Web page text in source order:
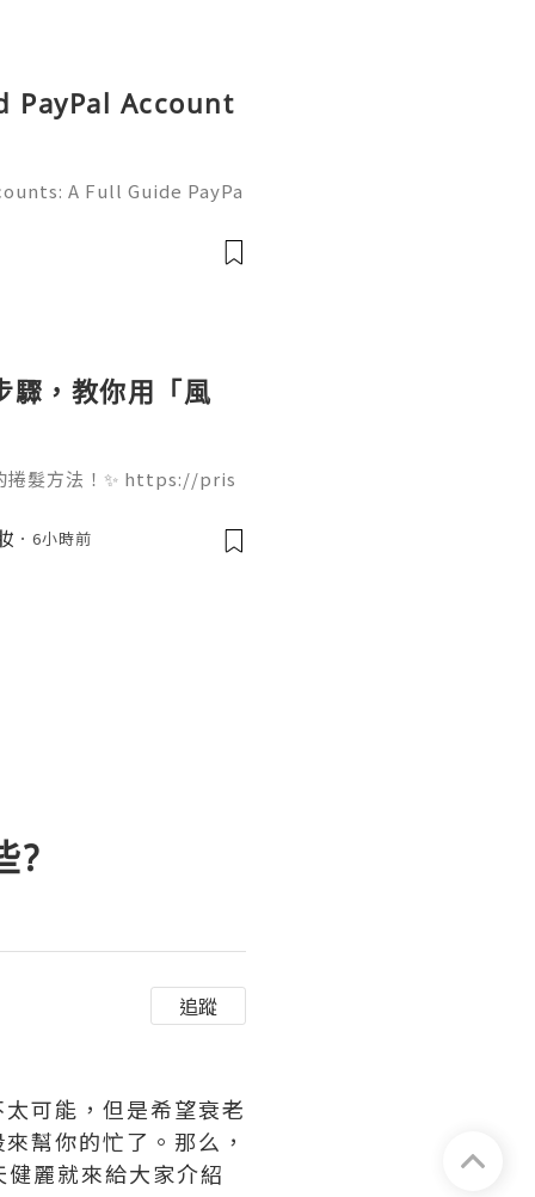
PayPal Account
A Full Guide PayPa
merchants, online b
驟，教你用「風
捲髮方法！✨ https://pris
吹出來的大波浪捲度非常
定要學起來！🌬️💇‍♀️ 我們團
6小時前
?
追蹤
可能，但是希望衰老
幫你的忙了。那么，
麗就來給大家介紹